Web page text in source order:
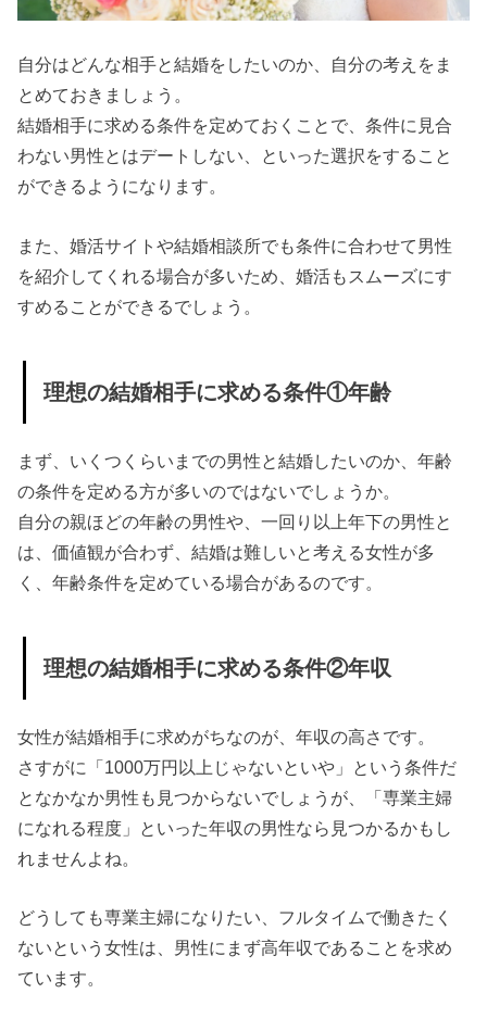
結婚相
める条
件④同
結婚相
手に求
める条
である
» 理想の
手に求
める条
い
に対して理想
の条件があ
る！
の条件とは？
› 最後に
自分はどんな相手と結婚をしたいのか、自分の考えをま
とめておきましょう。
結婚相手に求める条件を定めておくことで、条件に見合
わない男性とはデートしない、といった選択をすること
ができるようになります。
また、婚活サイトや結婚相談所でも条件に合わせて男性
を紹介してくれる場合が多いため、婚活もスムーズにす
すめることができるでしょう。
理想の結婚相手に求める条件①年齢
まず、いくつくらいまでの男性と結婚したいのか、年齢
の条件を定める方が多いのではないでしょうか。
自分の親ほどの年齢の男性や、一回り以上年下の男性と
は、価値観が合わず、結婚は難しいと考える女性が多
く、年齢条件を定めている場合があるのです。
理想の結婚相手に求める条件②年収
女性が結婚相手に求めがちなのが、年収の高さです。
さすがに「1000万円以上じゃないといや」という条件だ
となかなか男性も見つからないでしょうが、「専業主婦
になれる程度」といった年収の男性なら見つかるかもし
れませんよね。
どうしても専業主婦になりたい、フルタイムで働きたく
ないという女性は、男性にまず高年収であることを求め
ています。